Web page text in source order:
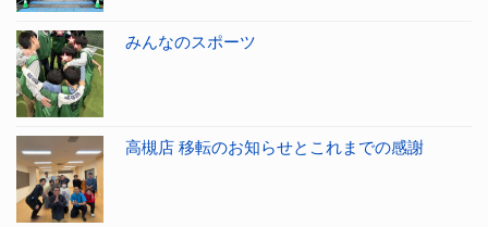
みんなのスポーツ
高槻店 移転のお知らせとこれまでの感謝